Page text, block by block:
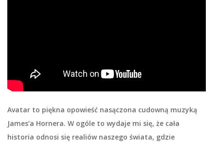
Avatar to piękna opowieść nasączona cudowną muzyką
James’a Hornera. W ogóle to wydaje mi się, że cała
historia odnosi się realiów naszego świata, gdzie